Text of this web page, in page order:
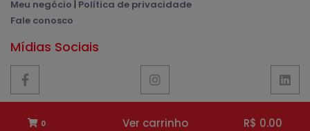
0 Ver carrinho R$ 0.00
Meu negócio | Política de privacidade
Fale conosco
Mídias Sociais
© Kipapp - 2020 | Todos os direitos reservados.